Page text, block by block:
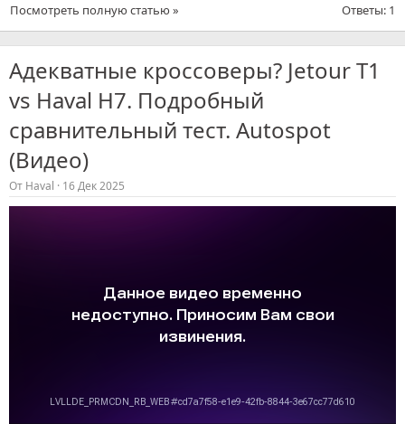
Ответы: 1
Посмотреть полную статью »
Адекватные кроссоверы? Jetour T1
vs Haval H7. Подробный
сравнительный тест. Autospot
(Видео)
От Haval 16 Дек 2025